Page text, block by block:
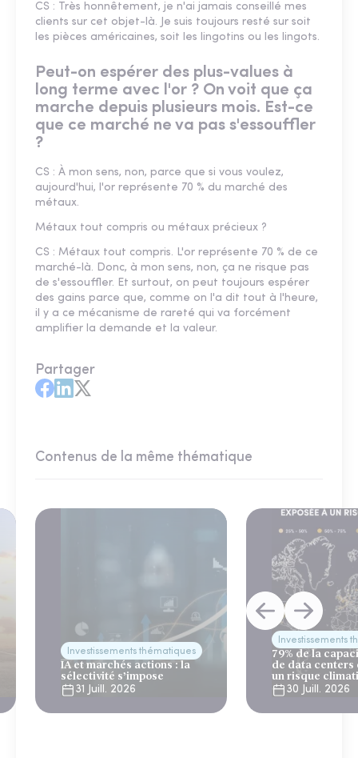
CS : Très honnêtement, je n'ai jamais conseillé mes
clients sur cet objet-là. Je suis toujours resté sur soit
les pièces américaines, soit les lingotins ou les lingots.
Peut-on espérer des plus-values à
long terme avec l'or ? On voit que ça
marche depuis plusieurs mois. Est-ce
que ce marché ne va pas s'essouffler
?
CS : À mon sens, non, parce que si vous voulez,
aujourd'hui, l'or représente 70 % du marché des
métaux.
Métaux tout compris ou métaux précieux ?
CS : Métaux tout compris. L'or représente 70 % de ce
marché-là. Donc, à mon sens, non, ça ne risque pas
de s'essouffler. Et surtout, on peut toujours espérer
des gains parce que, comme on l'a dit tout à l'heure,
il y a ce mécanisme de rareté qui va forcément
amplifier la demande et la valeur.
Partager
Contenus de la même thématique
Investissements thématiques
IA et marchés actions : la
sélectivité s’impose
31 Juill. 2026
Investissements
79% de la
de data centers
un risque
30 Juill. 2026